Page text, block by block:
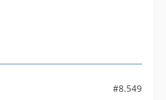
#8.549